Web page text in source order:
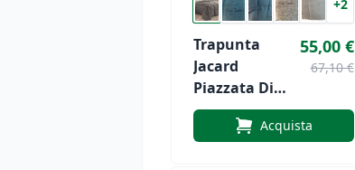
+2
Trapunta
Jacard
Piazzata Di
Pierre Cardin
55,00 €
67,10 €
Acquista